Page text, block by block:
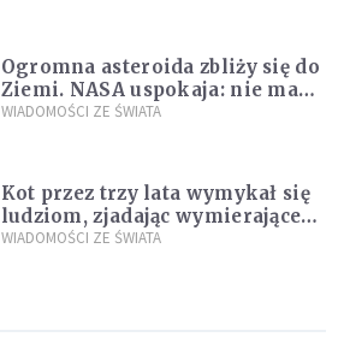
Ogromna asteroida zbliży się do
Ziemi. NASA uspokaja: nie ma
zagrożenia
WIADOMOŚCI ZE ŚWIATA
Kot przez trzy lata wymykał się
ludziom, zjadając wymierające
kaczki. W końcu popełnił
WIADOMOŚCI ZE ŚWIATA